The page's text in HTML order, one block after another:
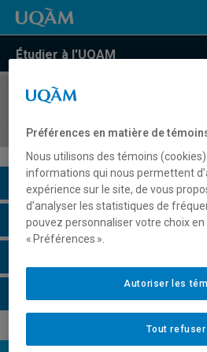
Étudier à l'UQAM
COURS//
Description du cours
Horaire - Été 2026
Préférences en matière de
Nous utilisons des témoins
informations qui nous permettent
expérience sur le site, de vous
d’analyser les statistiques de
pouvez personnaliser votre choix
« Préférences ».
Tout refuser
Autoriser les